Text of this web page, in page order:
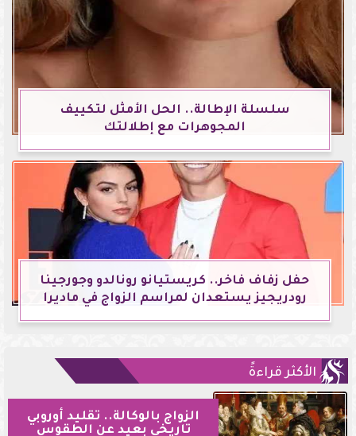
سلسلة الإطالة.. الحل الأمثل لتكييف
المجوهرات مع إطلالتك
حفل زفاف فاخر.. كريستيانو رونالدو وجورجينا
رودريجيز يستعدان لمراسم الزواج في ماديرا
الأكثر قراءةً
الزواج بالوكالة.. تقليد أوروبي
تاريخي بعيد عن الطقوس